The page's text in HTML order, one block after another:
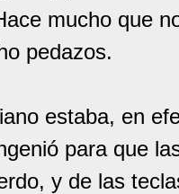
mucho que
pedazos.
estaba, en
para que
y de las